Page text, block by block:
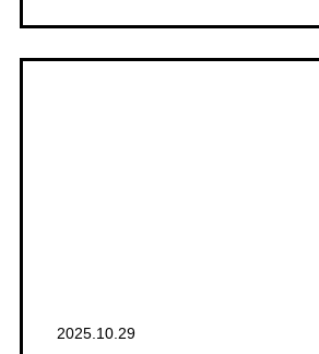
2025.10.29